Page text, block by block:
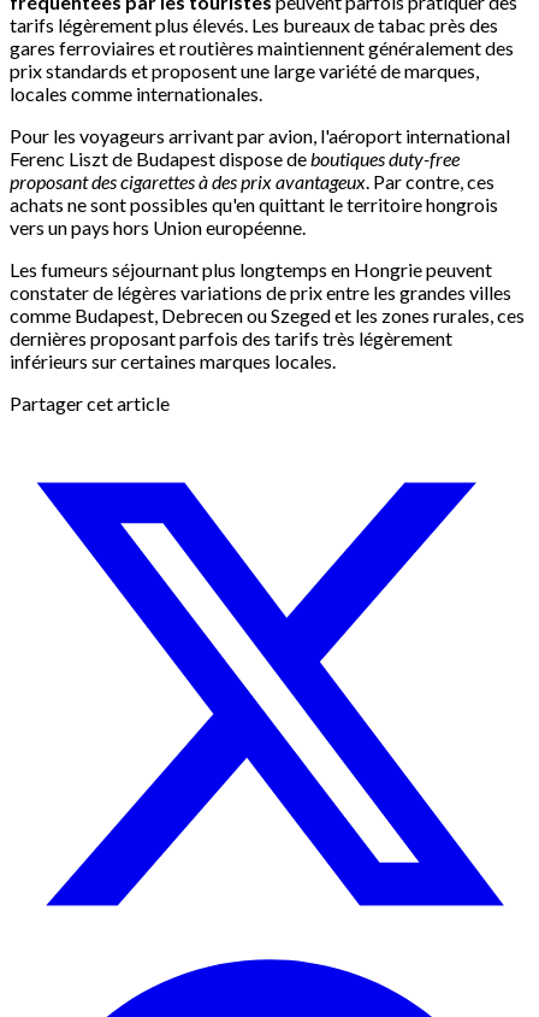
tarifs légèrement plus élevés. Les bureaux de tabac près des
gares ferroviaires et routières maintiennent généralement des
prix standards et proposent une large variété de marques,
locales comme internationales.
Pour les voyageurs arrivant par avion, l'aéroport international
Ferenc Liszt de Budapest dispose deboutiques duty-free
proposant des cigarettes à des prix avantageux. Par contre, ces
achats ne sont possibles qu'en quittant le territoire hongrois
vers un pays hors Union européenne.
Les fumeurs séjournant plus longtemps en Hongrie peuvent
constater de légères variations de prix entre les grandes villes
comme Budapest, Debrecen ou Szeged et les zones rurales, ces
dernières proposant parfois des tarifs très légèrement
inférieurs sur certaines marques locales.
Partager cet article